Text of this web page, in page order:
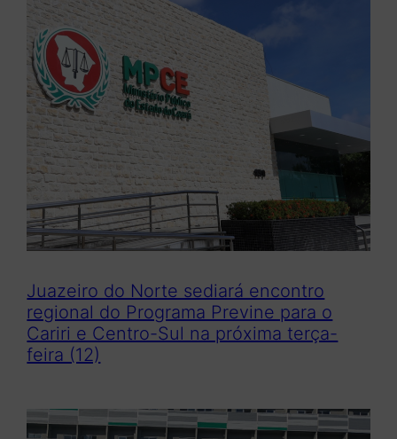
Juazeiro do Norte sediará encontro
regional do Programa Previne para o
Cariri e Centro-Sul na próxima terça-
feira (12)